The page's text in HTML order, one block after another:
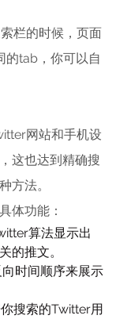
栏的时候，页面
的tab，你可以自
网站和手机设
这也达到精确搜
方法。
体功能：
算法显示出
的推文。
向时间顺序来展示
搜索的Twitter用